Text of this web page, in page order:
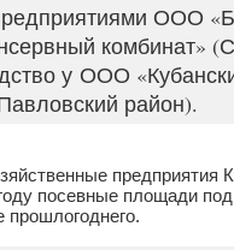
ООО
комбинат»
у ООО
район).
предприятия
посевные площади под
прошлогоднего.